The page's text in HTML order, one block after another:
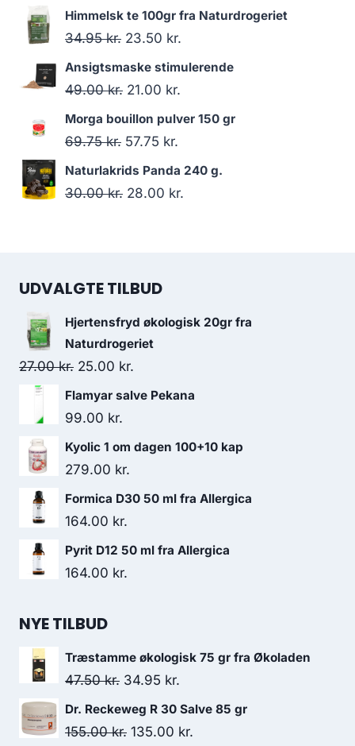
oprindelige
pris
138.00 kr..
aktuelle
Himmelsk te 100gr fra Naturdrogeriet
34.95kr. Den
oprindelige
pris
34.95 kr..
23.50 kr.
aktuelle
Ansigtsmaske stimulerende
49.00kr. Den
oprindelige
pris
49.00 kr..
21.00 kr.
aktuelle
Morga bouillon pulver 150 gr
69.75kr. Den
oprindelige
pris
57.75 kr.
aktuelle
pris
Naturlakrids Panda 240 g.
30.00kr. Den
30.00 kr..
28.00 kr.
UDVALGTE TILBUD
Hjertensfryd økologisk 20gr fra
Naturdrogeriet
27.00kr. Den
oprindelige
pris
27.00 kr..
25.00 kr.
aktuelle
Flamyar salve Pekana
99.00 kr.
Kyolic 1 om dagen 100+10 kap
279.00 kr.
Formica D30 50 ml fra Allergica
164.00 kr.
Pyrit D12 50 ml fra Allergica
164.00 kr.
NYE TILBUD
Træstamme økologisk 75 gr fra Økoladen
47.50kr. Den
oprindelige
pris
34.95 kr.
aktuelle
pris
Dr. Reckeweg R 30 Salve 85 gr
155.00kr. Den
135.00 kr.